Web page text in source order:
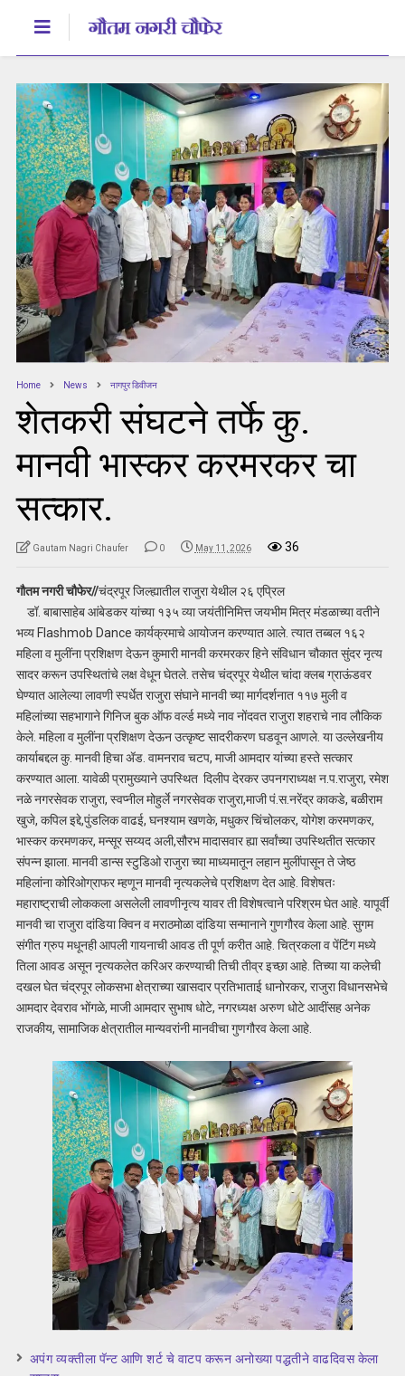
Home News नागपुर डिवीजन
शेतकरी संघटने तर्फे कु.
मानवी भास्कर करमरकर चा
सत्कार.
Gautam Nagri Chaufer 0 May 11, 2026 36
गौतम नगरी चौफेर//चंद्रपूर जिल्ह्यातील राजुरा येथील २६ एप्रिल
डॉ. बाबासाहेब आंबेडकर यांच्या १३५ व्या जयंतीनिमित्त जयभीम मित्र मंडळाच्या वतीने
भव्य Flashmob Dance कार्यक्रमाचे आयोजन करण्यात आले. त्यात तब्बल १६२
महिला व मुलींना प्रशिक्षण देऊन कुमारी मानवी करमरकर हिने संविधान चौकात सुंदर नृत्य
सादर करून उपस्थितांचे लक्ष वेधून घेतले. तसेच चंद्रपूर येथील चांदा क्लब ग्राऊंडवर
घेण्यात आलेल्या लावणी स्पर्धेत राजुरा संघाने मानवी च्या मार्गदर्शनात ११७ मुली व
महिलांच्या सहभागाने गिनिज बुक ऑफ वर्ल्ड मध्ये नाव नोंदवत राजुरा शहराचे नाव लौकिक
केले. महिला व मुलींना प्रशिक्षण देऊन उत्कृष्ट सादरीकरण घडवून आणले. या उल्लेखनीय
कार्याबद्दल कु. मानवी हिचा ॲड. वामनराव चटप, माजी आमदार यांच्या हस्ते सत्कार
करण्यात आला. यावेळी प्रामुख्याने उपस्थित दिलीप देरकर उपनगराध्यक्ष न.प.राजुरा, रमेश
नळे नगरसेवक राजुरा, स्वप्नील मोहुर्ले नगरसेवक राजुरा,माजी पं.स.नरेंद्र काकडे, बळीराम
खुजे, कपिल इद्दे,पुंडलिक वाढई, घनश्याम खणके, मधुकर चिंचोलकर, योगेश करमणकर,
भास्कर करमणकर, मन्सूर सय्यद अली,सौरभ मादासवार ह्या सर्वांच्या उपस्थितीत सत्कार
संपन्न झाला. मानवी डान्स स्टुडिओ राजुरा च्या माध्यमातून लहान मुलींपासून ते जेष्ठ
महिलांना कोरिओग्राफर म्हणून मानवी नृत्यकलेचे प्रशिक्षण देत आहे. विशेषतः
महाराष्ट्राची लोककला असलेली लावणीनृत्य यावर ती विशेषत्वाने परिश्रम घेत आहे. यापूर्वी
मानवी चा राजुरा दांडिया क्विन व मराठमोळा दांडिया सन्मानाने गुणगौरव केला आहे. सुगम
संगीत ग्रुप मधूनही आपली गायनाची आवड ती पूर्ण करीत आहे. चित्रकला व पेंटिंग मध्ये
तिला आवड असून नृत्यकलेत करिअर करण्याची तिची तीव्र इच्छा आहे. तिच्या या कलेची
दखल घेत चंद्रपूर लोकसभा क्षेत्राच्या खासदार प्रतिभाताई धानोरकर, राजुरा विधानसभेचे
आमदार देवराव भोंगळे, माजी आमदार सुभाष धोटे, नगरध्यक्ष अरुण धोटे आदींसह अनेक
राजकीय, सामाजिक क्षेत्रातील मान्यवरांनी मानवीचा गुणगौरव केला आहे.
अपंग व्यक्तीला पॅन्ट आणि शर्ट चे वाटप करून अनोख्या पद्धतीने वाढदिवस केला